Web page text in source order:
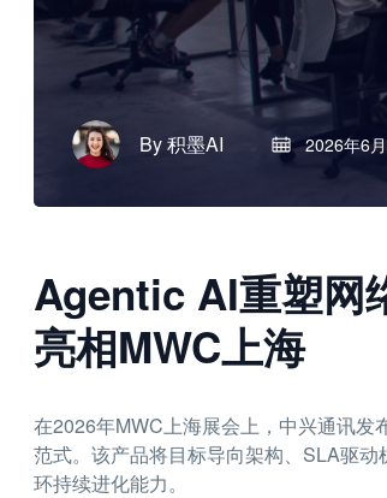
By积墨AI 2026年6
Agentic AI重塑网
亮相MWC上海
在2026年MWC上海展会上，中兴通讯发
范式。该产品将目标导向架构、SLA驱
环持续进化能力。